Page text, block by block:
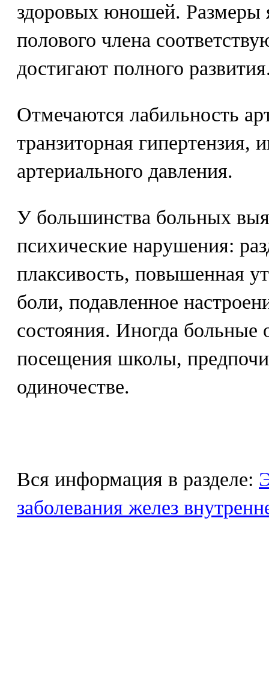
здоровых юношей.
полового члена
достигают полного
Отмечаются лабильность
транзиторная гипертензия,
артериального давления.
У большинства больных
психические нарушения:
плаксивость, повышенная
боли, подавленное
состояния. Иногда больные
посещения школы,
одиночестве.
Вся информация в разделе:
заболевания желез